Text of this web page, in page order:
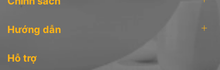
HƯỚNG DẪN SỬ DỤNG
và xà phòng rửa chén.
hoặc dầu.
Hướng dẫn
Hỗ trợ